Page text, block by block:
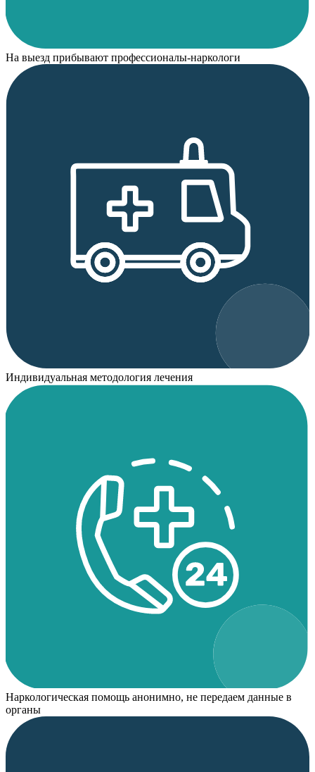
На выезд прибывают профессионалы-наркологи
Индивидуальная методология лечения
Наркологическая помощь анонимно, не передаем данные в
органы